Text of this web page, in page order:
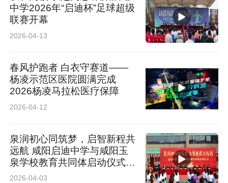
中学2026年“启迪杯”足球超级
联赛开幕
2026-04-13
春风护跑者 白衣守赛道——
杨凌示范区医院圆满完成
2026杨凌马拉松医疗保障
2026-04-12
泉润初心同筑梦，启智新程共
远航 咸阳启迪中学与咸阳玉
泉学校教育共同体启动仪式举
行
2026-04-03